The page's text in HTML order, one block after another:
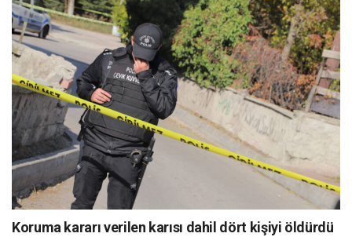
Koruma kararı verilen karısı dahil dört kişiyi öldürdü